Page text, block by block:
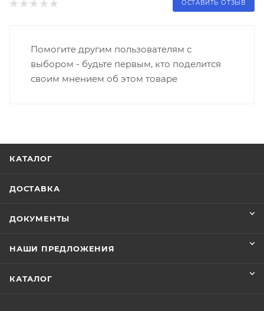
ОСТАВИТЬ ОТЗЫВ
Помогите другим пользователям с
выбором - будьте первым, кто поделится
своим мнением об этом товаре
КАТАЛОГ
ДОСТАВКА
ДОКУМЕНТЫ
НАШИ ПРЕДЛОЖЕНИЯ
КАТАЛОГ